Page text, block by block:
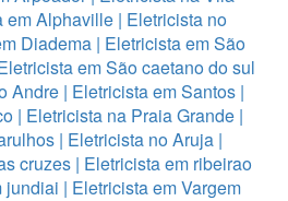
em Alphaville | Eletricista no
Diadema | Eletricista em São
em São caetano do sul
Andre| Eletricista em Santos|
| Eletricista na Praia Grande|
| Eletricista no Aruja |
cruzes | Eletricista em ribeirao
jundiai | Eletricista em Vargem